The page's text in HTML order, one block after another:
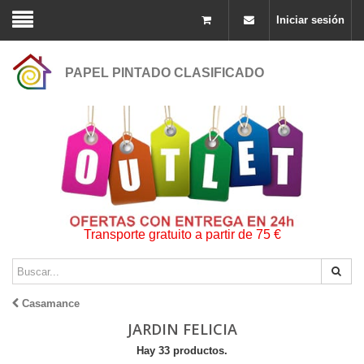
Iniciar sesión
PAPEL PINTADO CLASIFICADO
Transporte gratuito a partir de 75 €
Casamance
JARDIN FELICIA
Hay 33 productos.